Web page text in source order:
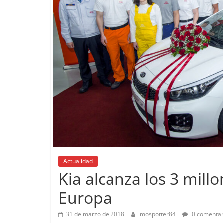
Actualidad
Kia alcanza los 3
Europa
31 de marzo de 2018 mospotter84 0